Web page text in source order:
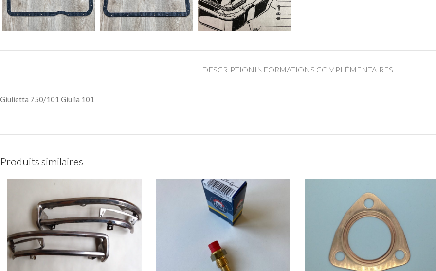
DESCRIPTION INFORMATIONS COMPLÉMENTAIRES
Giulietta 750/101 Giulia 101
Produits similaires